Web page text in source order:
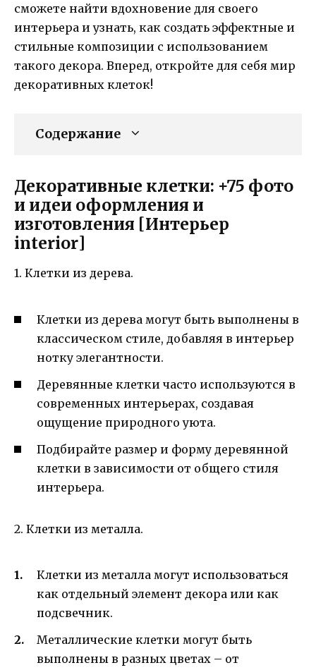
сможете найти вдохновение для своего
интерьера и узнать, как создать эффектные и
стильные композиции с использованием
такого декора. Вперед, откройте для себя мир
декоративных клеток!
Содержание
Декоративные клетки: +75 фото
и идеи оформления и
изготовления [Интерьер
interior]
1. Клетки из дерева.
Клетки из дерева могут быть выполнены в
классическом стиле, добавляя в интерьер
нотку элегантности.
Деревянные клетки часто используются в
современных интерьерах, создавая
ощущение природного уюта.
Подбирайте размер и форму деревянной
клетки в зависимости от общего стиля
интерьера.
2. Клетки из металла.
Клетки из металла могут использоваться
как отдельный элемент декора или как
подсвечник.
Металлические клетки могут быть
выполнены в разных цветах – от